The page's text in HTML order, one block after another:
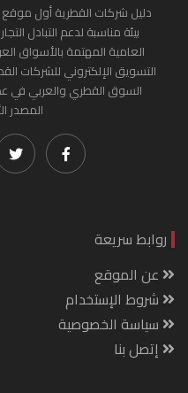
دليل شركات القطرية أول
بيئة مناسبة لدعم التبادل
العامية المهتمة بالأسواق
التسويق الإلكتروني للشركات
السوق القطري والعربي في
المصدر
روابط سريعة
عن الموقع
شروط الإستخدام
سياسة الخصوصية
إتصل بنا